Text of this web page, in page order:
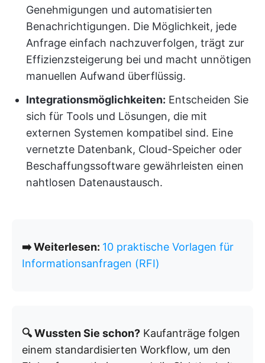
Genehmigungen und automatisierten
Benachrichtigungen. Die Möglichkeit, jede
Anfrage einfach nachzuverfolgen, trägt zur
Effizienzsteigerung bei und macht unnötigen
manuellen Aufwand überflüssig.
Integrationsmöglichkeiten: Entscheiden Sie
sich für Tools und Lösungen, die mit
externen Systemen kompatibel sind. Eine
vernetzte Datenbank, Cloud-Speicher oder
Beschaffungssoftware gewährleisten einen
nahtlosen Datenaustausch.
➡️ Weiterlesen: 10 praktische Vorlagen für
Informationsanfragen (RFI)
🔍 Wussten Sie schon? Kaufanträge folgen
einem standardisierten Workflow, um den